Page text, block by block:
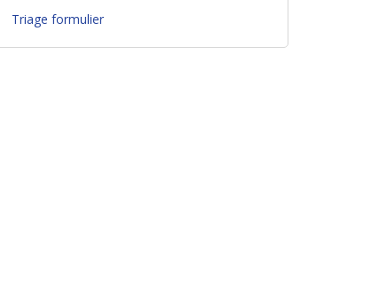
Triage formulier